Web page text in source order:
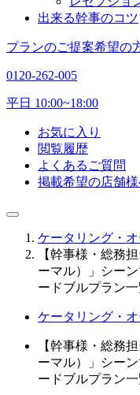
出来る幹事のコツ
プランのご提案希望の
0120-262-005
平日 10:00~18:00
お気に入り
閲覧履歴
よくあるご質問
掲載希望の店舗
ケータリング・
【幹事様・総務
ーマル）」シー
ードブルプラン
ケータリング・
【幹事様・総務
ーマル）」シー
ードブルプラン